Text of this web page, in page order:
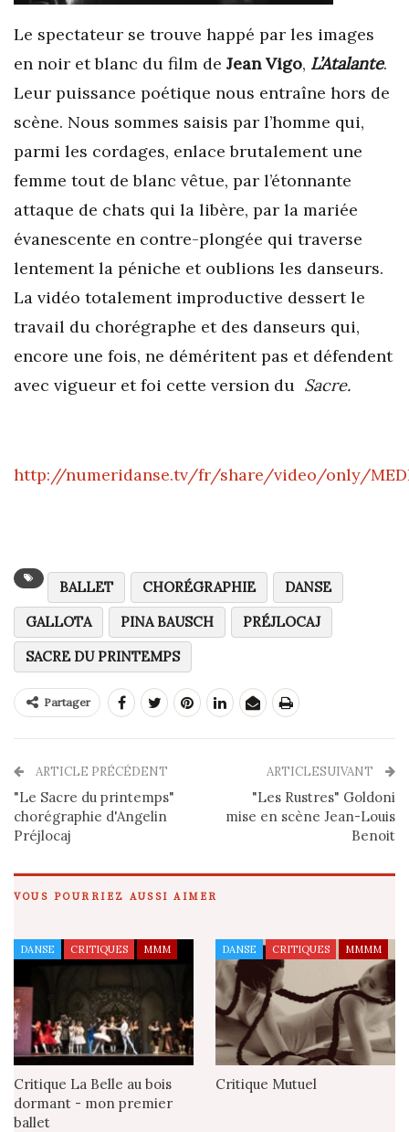
Le spectateur se trouve happé par les images
en noir et blanc du film de Jean Vigo, L’Atalante.
Leur puissance poétique nous entraîne hors de
scène. Nous sommes saisis par l’homme qui,
parmi les cordages, enlace brutalement une
femme tout de blanc vêtue, par l’étonnante
attaque de chats qui la libère, par la mariée
évanescente en contre-plongée qui traverse
lentement la péniche et oublions les danseurs.
La vidéo totalement improductive dessert le
travail du chorégraphe et des danseurs qui,
encore une fois, ne déméritent pas et défendent
avec vigueur et foi cette version du Sacre.
http://numeridanse.tv/fr/share/video/only/
BALLET CHORÉGRAPHIE
DANSE
GALLOTA
PINA BAUSCH
PRÉJLOCAJ
SACRE DU PRINTEMPS
Partager
ARTICLE PRÉCÉDENT
"Le Sacre du printemps"
chorégraphie d'Angelin
Préjlocaj
ARTICLESUIVANT
"Les Rustres" Goldoni
mise en scène Jean-Louis
Benoit
VOUS POURRIEZ AUSSI AIMER
DANSE CRITIQUES MMM
Critique La Belle au bois
dormant - mon premier
ballet
DANSE CRITIQUES MMMM
Critique Mutuel